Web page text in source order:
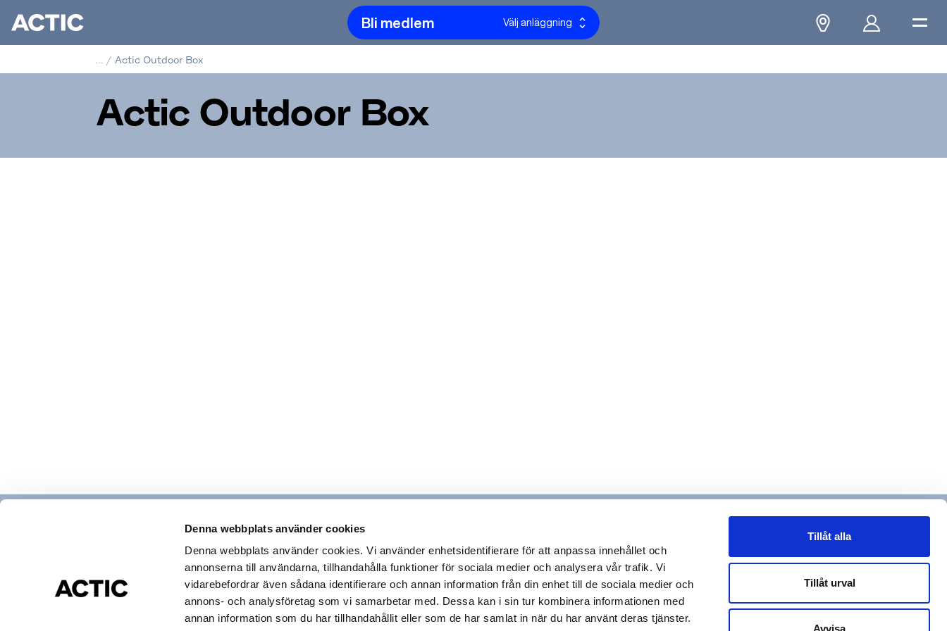
Denna webbplats använder cookies
Denna webbplats använder cookies. Vi använder enhetsidentifierare för att anpassa innehållet och
annonserna till användarna, tillhandahålla funktioner för sociala medier och analysera vår trafik. Vi
vidarebefordrar även sådana identifierare och annan information från din enhet till de sociala medier och
annons- och analysföretag som vi samarbetar med. Dessa kan i sin tur kombinera informationen med
annan information som du har tillhandahållit eller som de har samlat in när du har använt deras tjänster.
Tillåt alla
Tillåt urval
Avvisa
Bli medlem Välj anläggning
... / Actic Outdoor Box
Actic Outdoor Box
Hitta gym & bad
Actic app
Medlemsservice
Cookies och Personuppgifter